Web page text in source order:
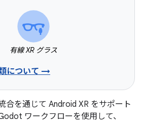
有線 XR グラス
について →
合を通じて Android XR をサポート
ワークフローを使用して、